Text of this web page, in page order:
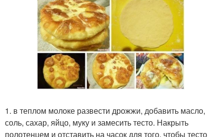
1. в теплом молоке развести дрожжи, добавить масло,
соль, сахар, яйцо, муку и замесить тесто. Накрыть
полотенцем и отставить на часок для того, чтобы тесто